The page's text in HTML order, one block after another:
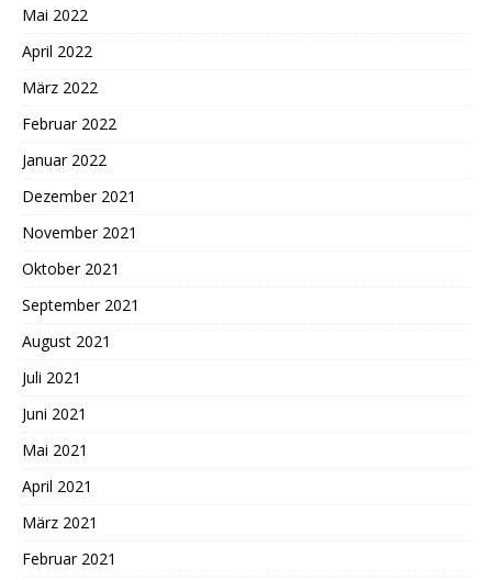
Mai 2022
April 2022
März 2022
Februar 2022
Januar 2022
Dezember 2021
November 2021
Oktober 2021
September 2021
August 2021
Juli 2021
Juni 2021
Mai 2021
April 2021
März 2021
Februar 2021